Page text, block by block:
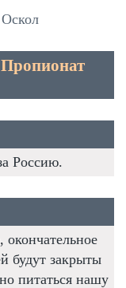
Россию.
окончательное
будут закрыты
питаться нашу